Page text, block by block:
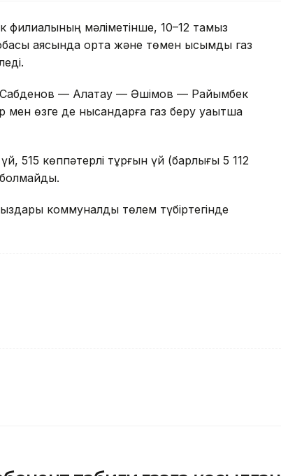
филиалының мәліметінше, 10–12 тамыз
аясында орта және төмен қысымды газ
Сабденов — Алатау — Әшімов — Райымбек
өзге де нысандарға газ беру уақытша
515 көппәтерлі тұрғын үй (барлығы 5 112
болмайды.
коммуналдық төлем түбіртегінде